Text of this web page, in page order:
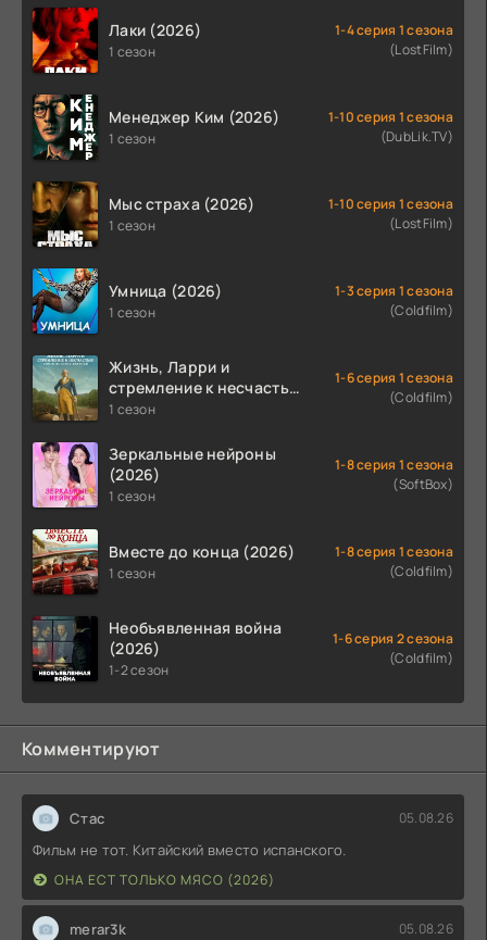
Лаки (2026)
1 сезон
1-4 серия 1 сезона
(LostFilm)
Менеджер Ким (2026)
1 сезон
1-10 серия 1 сезона
(DubLik.TV)
Мыс страха (2026)
1 сезон
1-10 серия 1 сезона
(LostFilm)
Умница (2026)
1 сезон
1-3 серия 1 сезона
(Coldfilm)
Жизнь, Ларри и
стремление к несчастью:
Почти история Америки
1 сезон
1-6 серия 1 сезона
(Coldfilm)
Зеркальные нейроны
(2026)
1 сезон
1-8 серия 1 сезона
(SoftBox)
Вместе до конца (2026)
1 сезон
1-8 серия 1 сезона
(Coldfilm)
Необъявленная война
(2026)
1-2 сезон
1-6 серия 2 сезона
(Coldfilm)
Комментируют
Стас 05.08.26
Фильм не тот. Китайский вместо испанского.
ОНА ЕСТ ТОЛЬКО МЯСО (2026)
merar3k 05.08.26